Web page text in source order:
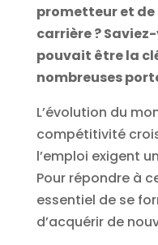
prometteur et
carrière ?
pouvait être la
nombreuses
L’évolution du
compétitivité
l’emploi exigent
Pour répondre à
essentiel de se
d’acquérir de